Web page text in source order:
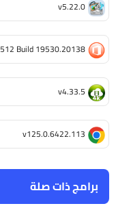
برامج ذات صلة
v5.22.0
Build 19530.20138
v4.33.5
v125.0.6422.113